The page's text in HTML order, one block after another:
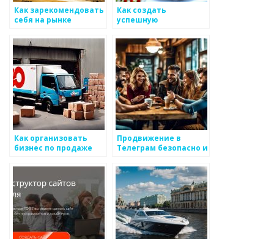
Как зарекомендовать
себя на рынке
Как создать
успешную
стратегию для
металлоизделий
Как организовать
бизнес по продаже
Продвижение в
Телеграм безопасно и
ботов и накрутки